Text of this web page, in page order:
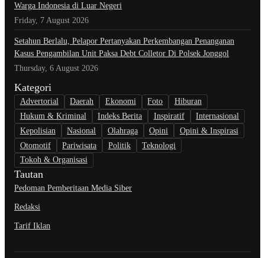
Warga Indonesia di Luar Negeri
Friday, 7 August 2026
Setahun Berlalu, Pelapor Pertanyakan Perkembangan Penanganan
Kasus Pengambilan Unit Paksa Debt Colletor Di Polsek Jonggol
Thursday, 6 August 2026
Kategori
Advertorial Daerah Ekonomi Foto
Hiburan
Hukum & Kriminal
Indeks Berita Inspiratif
Internasional
Kepolisian
Nasional Olahraga Opini
Opini & Inspirasi
Otomotif
Pariwisata Politik
Teknologi
Tokoh & Organisasi
Tautan
Pedoman Pemberitaan Media Siber
Redaksi
Tarif Iklan